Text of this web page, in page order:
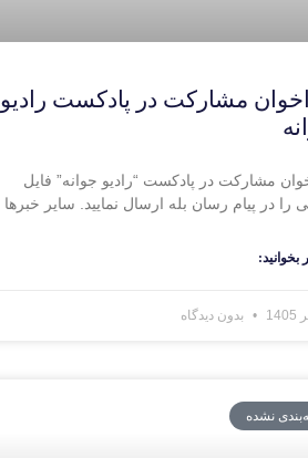
مشارکت در پادکست رادیو
مشارکت در پادکست “رادیو جوانه” فایل
را در پیام رسان بله ارسال نمایید. سایر خبرها
بخوانید:
بدون دیدگاه
نشده